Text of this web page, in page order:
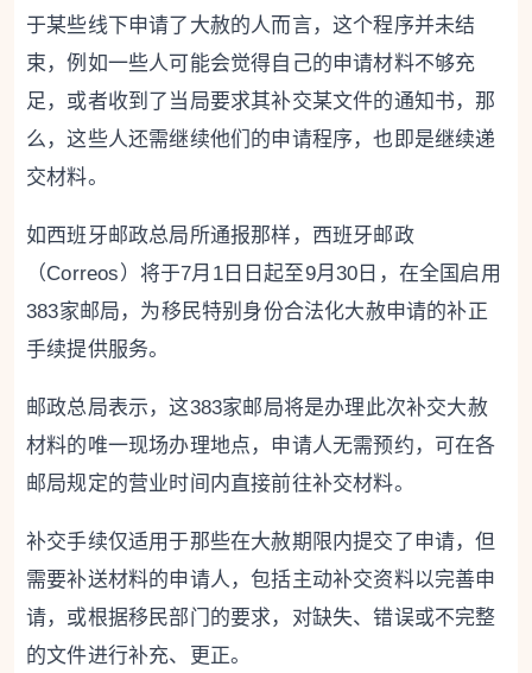
于某些线下申请了大赦的人而言，这个程序并未结
束，例如一些人可能会觉得自己的申请材料不够充
足，或者收到了当局要求其补交某文件的通知书，那
么，这些人还需继续他们的申请程序，也即是继续递
交材料。
如西班牙邮政总局所通报那样，西班牙邮政
（Correos）将于7月1日日起至9月30日，在全国启用
383家邮局，为移民特别身份合法化大赦申请的补正
手续提供服务。
邮政总局表示，这383家邮局将是办理此次补交大赦
材料的唯一现场办理地点，申请人无需预约，可在各
邮局规定的营业时间内直接前往补交材料。
补交手续仅适用于那些在大赦期限内提交了申请，但
需要补送材料的申请人，包括主动补交资料以完善申
请，或根据移民部门的要求，对缺失、错误或不完整
的文件进行补充、更正。